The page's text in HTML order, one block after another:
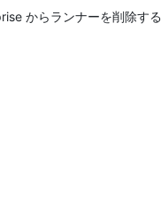
からランナーを削除する